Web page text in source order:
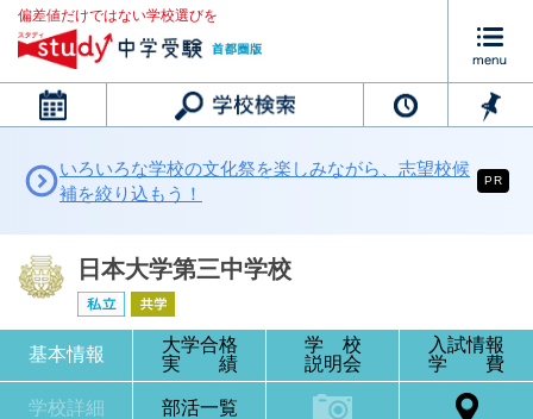
偏差値だけではない学校選びを
カレンダー
いろいろな学校の文化祭を楽しみながら、志望校候
補を絞り込もう！
PR
日本大学第三中学校
基本情報
大学合格
実 績
学 校
説明会
入試情報
学 費
学校詳細 部活一覧